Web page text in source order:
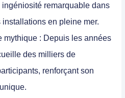
ingéniosité remarquable dans
installations en pleine mer.
mythique : Depuis les années
des milliers de
renforçant son